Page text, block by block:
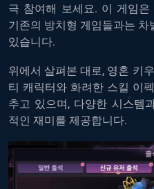
극 참여해 보세요. 이 게임은
기존의 방치형 게임들과는 차
있습니다.
위에서 살펴본 대로, 영혼 키
티 캐릭터와 화려한 스킬 이
추고 있으며, 다양한 시스템
적인 재미를 제공합니다.